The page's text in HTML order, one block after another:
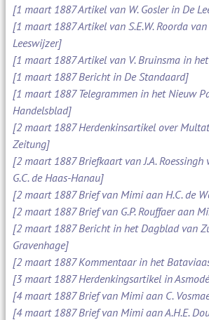
[1 maart 1887 Artikel van W. Gosler in De
[1 maart 1887 Artikel van S.E.W. Roorda
Leeswijzer]
[1 maart 1887 Artikel van V. Bruinsma in
[1 maart 1887 Bericht in De Standaard]
[1 maart 1887 Telegrammen in het Nieuw
Handelsblad]
[2 maart 1887 Herdenkinsartikel over
Zeitung]
[2 maart 1887 Briefkaart van J.A. Roessingh
G.C. de Haas-Hanau]
[2 maart 1887 Brief van Mimi aan H.C. de
[2 maart 1887 Brief van G.P. Rouffaer aan
[2 maart 1887 Bericht in het Dagblad van
Gravenhage]
[2 maart 1887 Kommentaar in het
[3 maart 1887 Herdenkingsartikel in
[4 maart 1887 Brief van Mimi aan C.
[4 maart 1887 Brief van Mimi aan A.H.E.